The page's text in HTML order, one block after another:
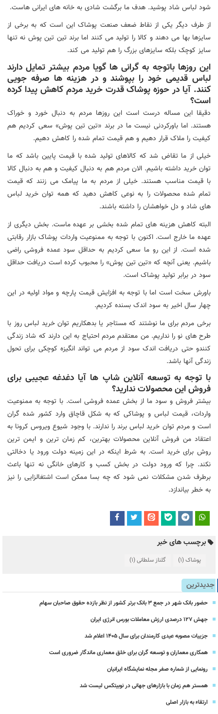
شود لباس شاد پوشید. هدف ما برگشت شادی به خانه های ایرانی هاست.
از طرف دیگر یکی از نقاط ضعف صنعت پوشاک این است که به برخی از
سایزها بها می دهند و کالا را تولید می کنند اما برند تین تین پوش نه تنها
سایز کوچک بلکه سایزهای بزرگ را هم تولید می کند.
این روزها باتوجه به گرانی ها گویا مردم بیشتر تمایل دارند
لباس قدیمی خود را بپوشند و در هزینه ها صرفه جویی
کنند. آیا در حوزه پوشاک قدرت خرید مردم کاهش پیدا کرده
است؟
دقیقا این مساله درست است این روزها مردم به دنبال خورد و خوراک
هستند. اما باورکردنی نیست ما در برند «تین تین پوش» سعی کردیم هم
کیفیت را ملاک قرار دهیم و هم قیمت تمام شده را کاهش دهیم.
خیلی از ما تقاض شد که کالاهای تولید شده با قیمت پایین باشد که ما
توان خرید داشته باشیم. الان مردم هم به دنبال کیفیت و هم به دنبال کالا
با قیمت مناسب هستند. خیلی از مردم به ما پیامک می زنند که قیمت
تمام شده محصولات را به نوعی کاهش دهید که همه توان خرید لباس
های شاد و دل خواهشان را داشته باشند.
البته کاهش هزینه های تمام شده بخشی بر عهده ماست. بخش دیگری از
عهده ما خارج است. اکنون با توجه به ممنوعیت واردات پوشاک بازار رقابتی
شده است. از این رو ما سعی کردیم به حداقل سود عمده فروشی راضی
باشیم. یعنی آنچه که «تین تین پوش» را محبوب کرده است دریافت حداقل
سود در برابر تولید پوشاک است.
باورش سخت است اما با توجه به افزایش قیمت پارچه و مواد اولیه در این
چهار سال اخیر به سود اندک بسنده کردیم.
برخی مردم برای ما نوشتند که مستاجر یا بدهکاریم توان خرید لباس روز با
طرح های نو را نداریم. من معتقدم مردم احتیاج به این دارند که شاد زندگی
کنندو حتی دریافت اندک سود از مردم می تواند انگیزه کوچکی برای تحول
زندگی آنها باشد.
با توجه به توسعه آنلاین شاپ ها آیا دغدغه عجیبی برای
فروش این محصولات ندارید؟
بیشتر فروش و سود ما از بخش عمده فروشی است. با توجه به ممنوعیت
واردات، قیمت لباس و پوشاکی که به شکل قاچاق وارد کشور شده گران
است و مردم توان خرید لباس برند را ندارند. با وجود شیوع ویروس کرونا به
اعتقاد من فروش آنلاین محصولات بهترین، کم زمان ترین و ایمن ترین
روش برای خرید است. به شرط اینکه در این زمینه دولت ورود یا دخالتی
نکند. چرا که ورود دولت در بخش کسب و کارهای خانگی نه تنها باعث
برطرف شدن مشکلات نمی شود که چه بسا ممکن است اشتغالزایی را نیز
به خطر بیاندازد.
برچسب های خبر
پوشاک(1) گلناز سلطانی(1)
جدیدترین
حضور بانک شهر در جمع ۳ بانک برتر کشور از نظر بازده حقوق صاحبان سهام
جهش ۱۲۷ درصدی ارزش معاملات بورس انرژی ایران
جزییات مصوبه عیدی کارمندان برای سال 1405 اعلام شد
همکاری معماران و توسعه گران برای خلق معماری ماندگار ضروری است
رونمایی از شماره صفر مجله نمایشگاه ایرانیان
همستر هم زمان با بازارهای جهانی در نوبیتکس لیست شد
ارتقاء به بازار اصلی